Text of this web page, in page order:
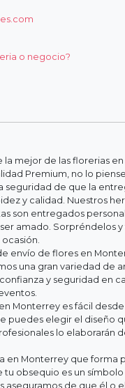
o negocio?
la mejor de las florerias
Premium, no lo
seguridad de que la
y calidad. Nuestros
son entregados
amado. Sorpréndelos y
envío de flores en
una gran variedad de
y seguridad en
Monterrey es fácil
puedes elegir el diseño
lo elaborarán
en Monterrey que forma
tu obsequio es un
aseguramos de que él o